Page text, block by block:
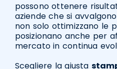
possono ottenere
aziende che si
non solo ottimizzano le
posizionano anche per
mercato in continua
Scegliere la giusta